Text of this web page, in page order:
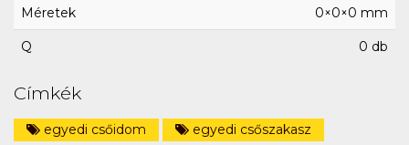
Méretek 0×0×0 mm
Q 0 db
Címkék
egyedi csőidom
egyedi csőszakasz